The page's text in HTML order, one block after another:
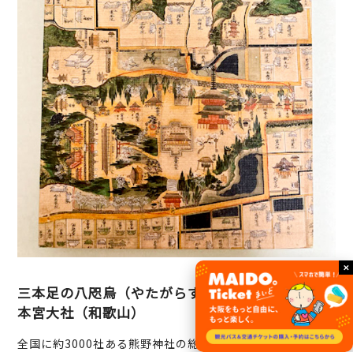
三本足の八咫烏（やたがらす）がシンボル 熊野
本宮大社（和歌山）
全国に約3000社ある熊野神社の総本宮。 日本サッカー協会